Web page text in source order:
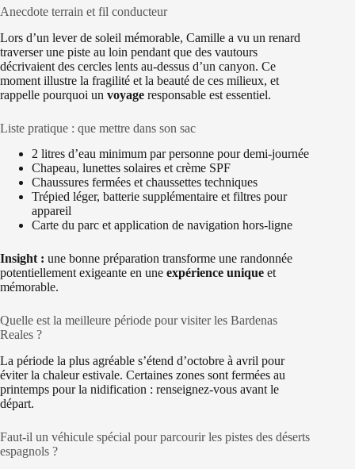
Anecdote terrain et fil conducteur
Lors d’un lever de soleil mémorable, Camille a vu un renard
traverser une piste au loin pendant que des vautours
décrivaient des cercles lents au-dessus d’un canyon. Ce
moment illustre la fragilité et la beauté de ces milieux, et
rappelle pourquoi un voyage responsable est essentiel.
Liste pratique : que mettre dans son sac
2 litres d’eau minimum par personne pour demi-journée
Chapeau, lunettes solaires et crème SPF
Chaussures fermées et chaussettes techniques
Trépied léger, batterie supplémentaire et filtres pour
appareil
Carte du parc et application de navigation hors-ligne
Insight : une bonne préparation transforme une randonnée
potentiellement exigeante en une expérience unique et
mémorable.
Quelle est la meilleure période pour visiter les Bardenas
Reales ?
La période la plus agréable s’étend d’octobre à avril pour
éviter la chaleur estivale. Certaines zones sont fermées au
printemps pour la nidification : renseignez-vous avant le
départ.
Faut-il un véhicule spécial pour parcourir les pistes des déserts
espagnols ?